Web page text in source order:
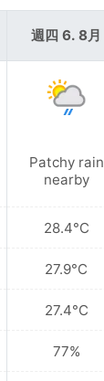
週四 6. 8月
Patchy rain
nearby
28.4°C
27.9°C
27.4°C
77%